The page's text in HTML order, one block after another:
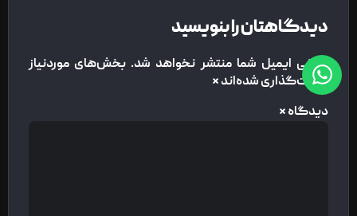
دیدگاهتان را بنویسید
نشانی ایمیل شما منتشر نخواهد شد. بخش‌های موردنیاز
علامت‌گذاری شده‌اند*
دیدگاه*